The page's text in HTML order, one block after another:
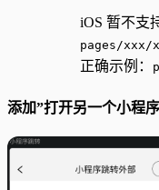
iOS 暂不支
pages/xxx/
正确示例：
添加”打开另一个小程